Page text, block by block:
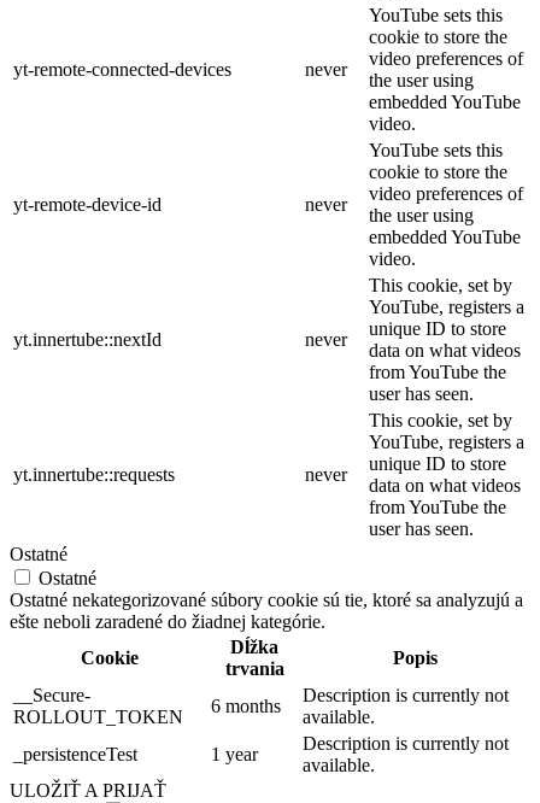
yt-remote-connected-devices never
YouTube sets this
cookie to store the
video preferences of
the user using
embedded YouTube
video.
yt-remote-device-id never
YouTube sets this
cookie to store the
video preferences of
the user using
embedded YouTube
video.
yt.innertube::nextId never
This cookie, set by
YouTube, registers a
unique ID to store
data on what videos
from YouTube the
user has seen.
yt.innertube::requests never
This cookie, set by
YouTube, registers a
unique ID to store
data on what videos
from YouTube the
user has seen.
Ostatné
Ostatné
Ostatné nekategorizované súbory cookie sú tie, ktoré sa analyzujú a
ešte neboli zaradené do žiadnej kategórie.
Cookie
Dĺžka
trvania
Popis
__Secure-
ROLLOUT_TOKEN
6 months
Description is currently not
available.
_persistenceTest
1 year
Description is currently not
available.
ULOŽIŤ A PRIJAŤ